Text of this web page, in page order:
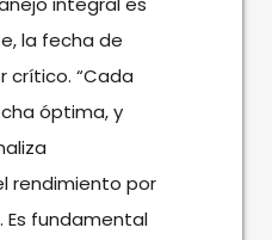
la fecha de
crítico. “Cada
óptima, y
rendimiento por
fundamental